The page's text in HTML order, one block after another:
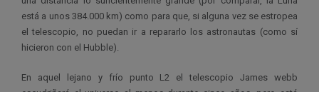
está a unos 384.000 km) como para que, si alguna vez se estropea
el telescopio, no puedan ir a repararlo los astronautas (como sí
hicieron con el Hubble).
En aquel lejano y frío punto L2 el telescopio James webb